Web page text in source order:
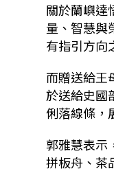
關於蘭嶼達
量、智慧與
有指引方向
而贈送給王
於送給史國
俐落線條，
郭雅慧表示
拼板舟、茶